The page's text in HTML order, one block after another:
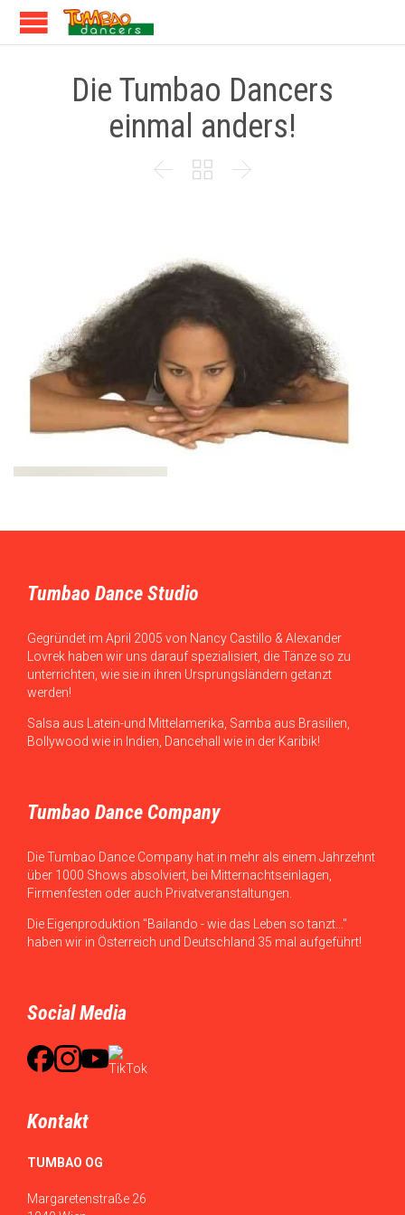
Die Tumbao Dancers
einmal anders!
  
Tumbao Dance Studio
Gegründet im April 2005 von Nancy Castillo & Alexander
Lovrek haben wir uns darauf spezialisiert, die Tänze so zu
unterrichten, wie sie in ihren Ursprungsländern getanzt
werden!
Salsa aus Latein-und Mittelamerika, Samba aus Brasilien,
Bollywood wie in Indien, Dancehall wie in der Karibik!
Tumbao Dance Company
Die Tumbao Dance Company hat in mehr als einem Jahrzehnt
über 1000 Shows absolviert, bei Mitternachtseinlagen,
Firmenfesten oder auch Privatveranstaltungen.
Die Eigenproduktion "Bailando - wie das Leben so tanzt..."
haben wir in Österreich und Deutschland 35 mal aufgeführt!
Social Media
Kontakt
TUMBAO OG
Margaretenstraße 26